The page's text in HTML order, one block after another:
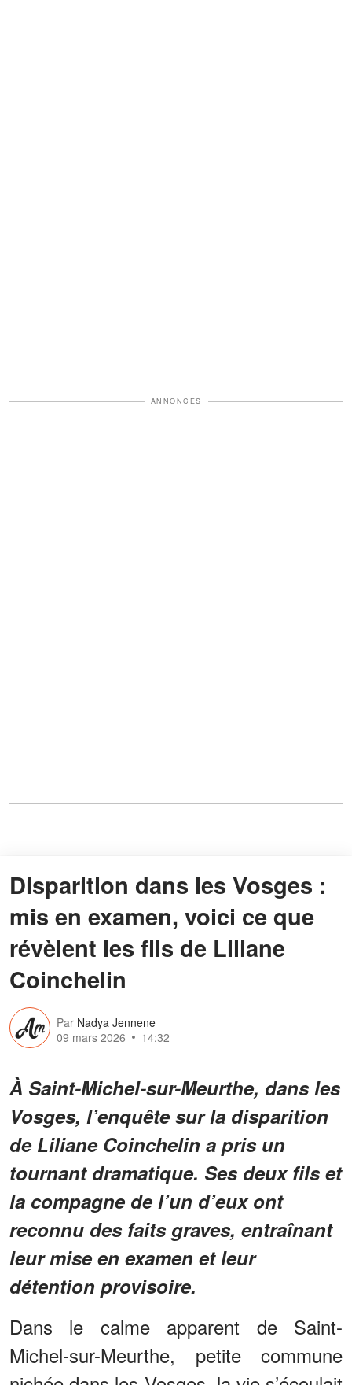
ANNONCES
Disparition dans les Vosges :
mis en examen, voici ce que
révèlent les fils de Liliane
Coinchelin
Par Nadya Jennene
09 mars 2026
14:32
À Saint-Michel-sur-Meurthe, dans les
Vosges, l’enquête sur la disparition
de Liliane Coinchelin a pris un
tournant dramatique. Ses deux fils et
la compagne de l’un d’eux ont
reconnu des faits graves, entraînant
leur mise en examen et leur
détention provisoire.
Dans le calme apparent de Saint-
Michel-sur-Meurthe, petite commune